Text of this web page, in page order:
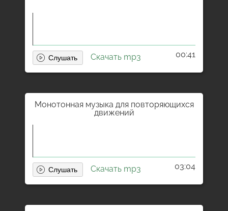
Скачать mp3 00:41
Монотонная музыка для повторяющихся
движений
Скачать mp3 03:04